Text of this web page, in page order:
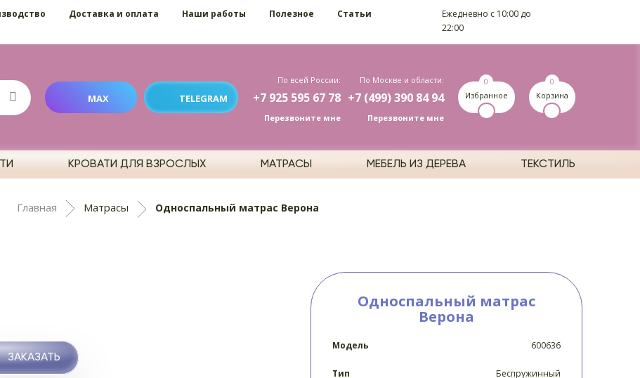
Доставка и оплата Наши работы Полезное
Статьи
Ежедневно c 10:00 до
22:00
MAX TELEGRAM
По всей России:
+7 925 595 67 78
Перезвоните мне
По Москве и области:
+7 (499) 390 84 94
Перезвоните мне
0
Избранное
0
Корзина
КРОВАТИ ДЛЯ ВЗРОСЛЫХ МАТРАСЫ МЕБЕЛЬ ИЗ ДЕРЕВА ТЕКСТИЛЬ
Главная Матрасы Односпальный матрас Верона
ЗАКАЗАТЬ
Односпальный матрас
Верона
Модель 600636
Тип Беспружинный